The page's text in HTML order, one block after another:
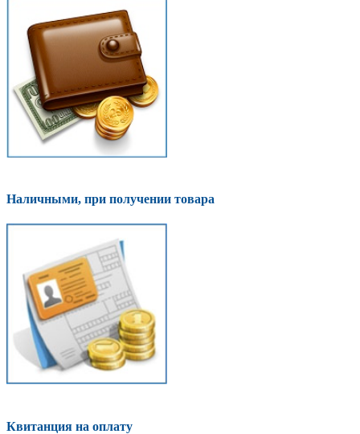
Наличными, при получении товара
Квитанция на оплату